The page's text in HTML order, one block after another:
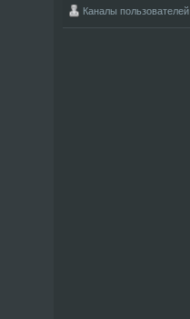
Каналы пользователей